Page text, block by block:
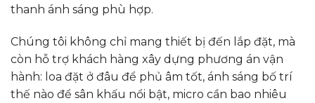
thanh ánh sáng phù hợp.
Chúng tôi không chỉ mang thiết bị đến lắp đặt, mà
còn hỗ trợ khách hàng xây dựng phương án vận
hành: loa đặt ở đâu để phủ âm tốt, ánh sáng bố trí
thế nào để sân khấu nổi bật, micro cần bao nhiêu